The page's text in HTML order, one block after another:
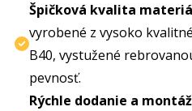
Špičková kvalita
vyrobené z vysoko
B40, vystužené
pevnosť.
Rýchle dodanie a montáž